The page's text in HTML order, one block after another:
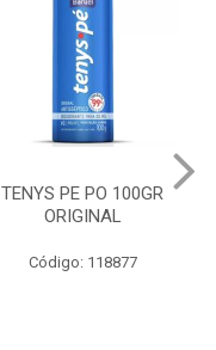
TENYS PE PO 100GR
ORIGINAL
Código: 118877